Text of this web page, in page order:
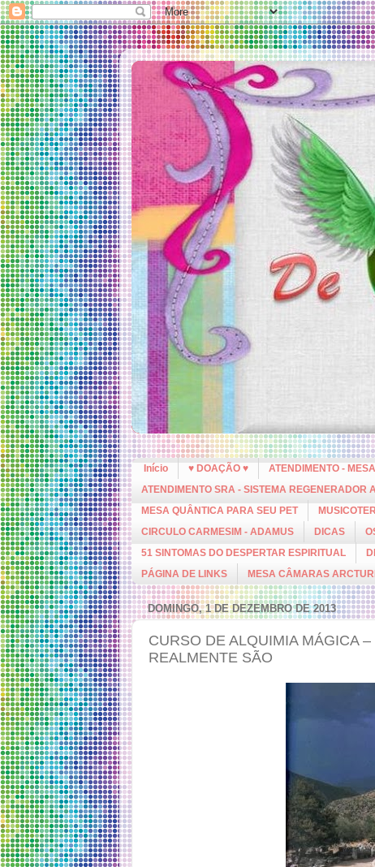
Início ♥ DOAÇÃO ♥ ATENDIMENTO -
ATENDIMENTO SRA - SISTEMA REGENERADOR
MESA QUÂNTICA PARA SEU PET
CIRCULO CARMESIM - ADAMUS
DICAS
51 SINTOMAS DO DESPERTAR ESPIRITUAL
PÁGINA DE LINKS
MESA CÂMARAS
DOMINGO, 1 DE DEZEMBRO DE 2013
CURSO DE ALQUIMIA MÁGICA
REALMENTE SÃO